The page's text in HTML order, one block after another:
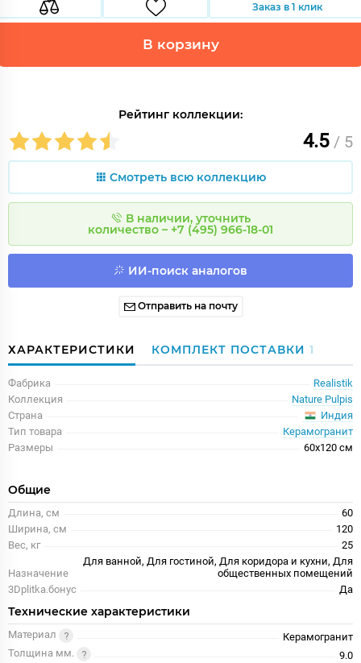
Заказ в 1 клик
В корзину
Рейтинг коллекции:
4.5 / 5
Смотреть всю коллекцию
В наличии, уточнить
количество – +7 (495) 966-18-01
ИИ-поиск аналогов
Отправить на почту
ХАРАКТЕРИСТИКИ КОМПЛЕКТ ПОСТАВКИ 1
Фабрика
Realistik
Коллекция
Nature Pulpis
Страна
Индия
Тип товара
Керамогранит
Размеры
60x120 см
Общие
Длина, см
60
Ширина, см
120
Вес, кг
25
Назначение
Для ванной, Для гостиной, Для коридора и кухни, Для
общественных помещений
3Dplitka.бонус
Да
Технические характеристики
Материал
Керамогранит
Толщина мм.
9.0